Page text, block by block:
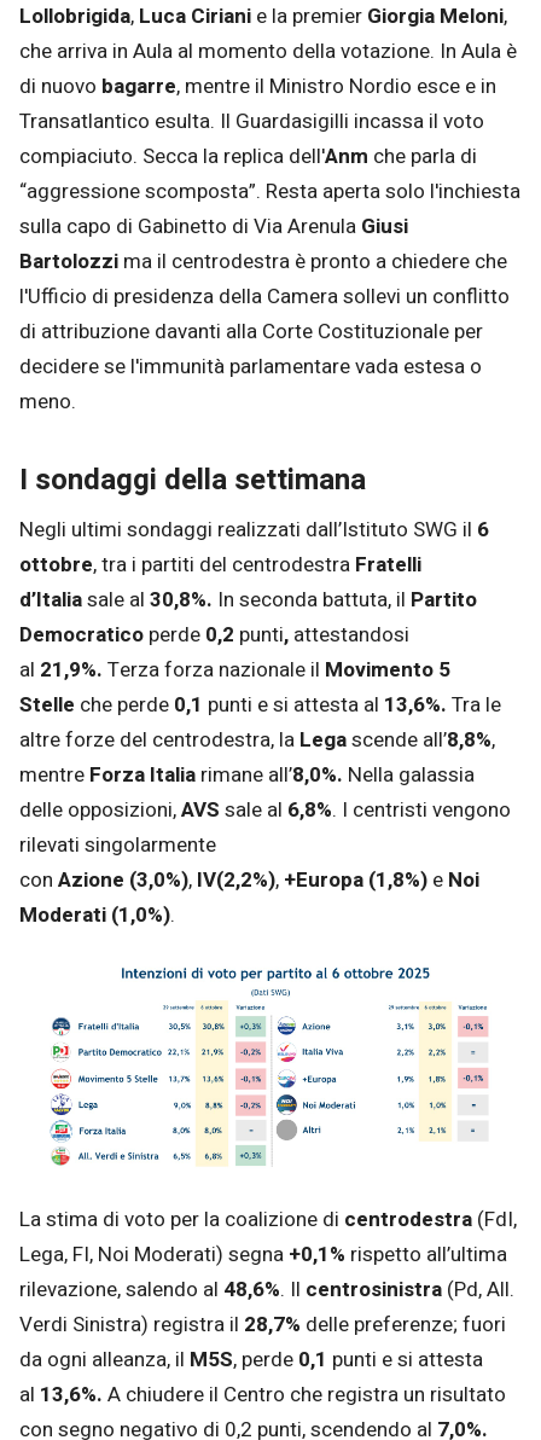
Lollobrigida, Luca Ciriani e la premier Giorgia Meloni,
che arriva in Aula al momento della votazione. In Aula è
di nuovo bagarre, mentre il Ministro Nordio esce e in
Transatlantico esulta. Il Guardasigilli incassa il voto
compiaciuto. Secca la replica dell'Anm che parla di
“aggressione scomposta”. Resta aperta solo l'inchiesta
sulla capo di Gabinetto di Via Arenula Giusi
Bartolozzi ma il centrodestra è pronto a chiedere che
l'Ufficio di presidenza della Camera sollevi un conflitto
di attribuzione davanti alla Corte Costituzionale per
decidere se l'immunità parlamentare vada estesa o
meno.
I sondaggi della settimana
Negli ultimi sondaggi realizzati dall’Istituto SWG il 6
ottobre, tra i partiti del centrodestra Fratelli
d’Italiasale al 30,8%. In seconda battuta, il Partito
Democratico perde 0,2 punti, attestandosi
al 21,9%. Terza forza nazionale il Movimento 5
Stelle che perde 0,1 punti e si attesta al 13,6%. Tra le
altre forze del centrodestra, la Legascende all’8,8%,
mentre Forza Italia rimane all’8,0%. Nella galassia
delle opposizioni,AVS sale al 6,8%. I centristi vengono
rilevati singolarmente
con Azione (3,0%), IV(2,2%), +Europa (1,8%) e Noi
Moderati (1,0%).
La stima di voto per la coalizione di centrodestra (FdI,
Lega, FI, Noi Moderati) segna +0,1% rispetto all’ultima
rilevazione, salendo al 48,6%. Il centrosinistra (Pd, All.
Verdi Sinistra) registra il 28,7% delle preferenze; fuori
da ogni alleanza, il M5S, perde 0,1 punti e si attesta
al 13,6%. A chiudere il Centro che registra un risultato
con segno negativo di 0,2 punti, scendendo al 7,0%.